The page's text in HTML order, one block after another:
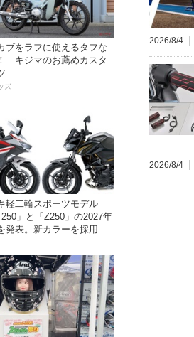
ブをラフに使えるタフな
キジマのお薦めカスタ
ズ
軽二輪スポーツモデル
250」と「Z250」の2027年
発表。新カラーを採用し9
発売！
2026/8/4
2026/8/4